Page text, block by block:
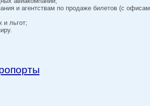
и агентствам по продаже билетов (с
и льгот;